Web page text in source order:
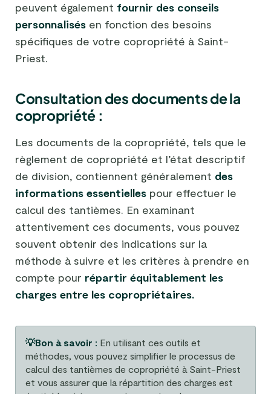
peuvent également fournir des conseils
personnalisés en fonction des besoins
spécifiques de votre copropriété à Saint-
Priest.
Consultation des documents de la
copropriété :
Les documents de la copropriété, tels que le
règlement de copropriété et l’état descriptif
de division, contiennent généralement des
informations essentielles pour effectuer le
calcul des tantièmes. En examinant
attentivement ces documents, vous pouvez
souvent obtenir des indications sur la
méthode à suivre et les critères à prendre en
compte pour répartir équitablement les
charges entre les copropriétaires.
💡Bon à savoir : En utilisant ces outils et
méthodes, vous pouvez simplifier le processus de
calcul des tantièmes de copropriété à Saint-Priest
et vous assurer que la répartition des charges est